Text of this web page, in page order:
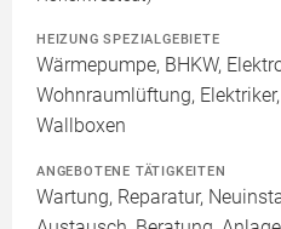
HEIZUNG SPEZIALGEBIETE
Wärmepumpe, BHKW,
Wohnraumlüftung,
Wallboxen
ANGEBOTENE TÄTIGKEITEN
Wartung, Reparatur,